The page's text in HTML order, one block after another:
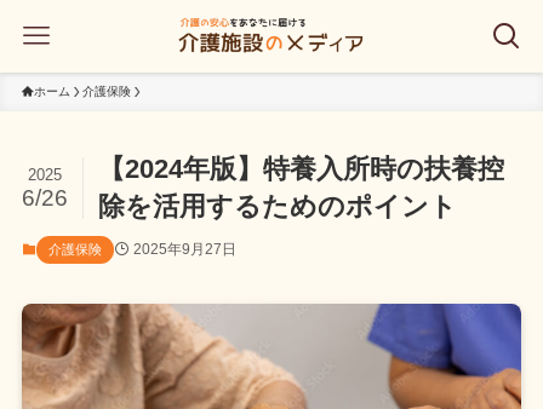
ホーム 介護保険
【2024年版】特養入所時の扶養控
除を活用するためのポイント
2025
6/26
介護保険 2025年9月27日